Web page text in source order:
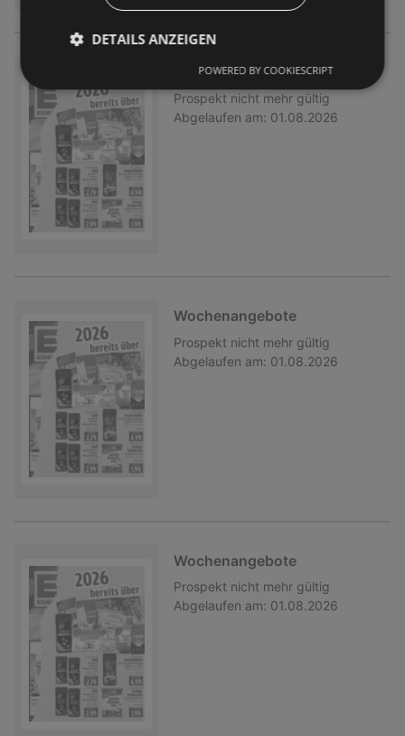
Wochenangebote
Prospekt nicht mehr gültig
Abgelaufen am: 01.08.2026
Wochenangebote
Prospekt nicht mehr gültig
Abgelaufen am: 01.08.2026
Wochenangebote
Prospekt nicht mehr gültig
Abgelaufen am: 01.08.2026
DETAILS ANZEIGEN
POWERED BY COOKIESCRIPT